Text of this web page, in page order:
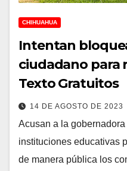
CHIHUAHUA
Intentan
ciudadano para
Texto Gratuitos
14 DE AGOSTO DE 2023
Acusan a la
instituciones educativas
de manera pública los